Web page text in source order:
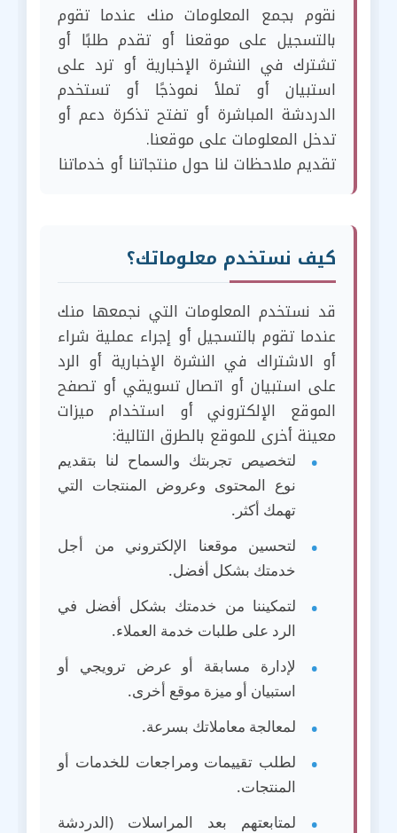
نقوم بجمع المعلومات منك عندما تقوم
بالتسجيل على موقعنا أو تقدم طلبًا أو
تشترك في النشرة الإخبارية أو ترد على
استبيان أو تملأ نموذجًا أو تستخدم
الدردشة المباشرة أو تفتح تذكرة دعم أو
تدخل المعلومات على موقعنا.
تقديم ملاحظات لنا حول منتجاتنا أو خدماتنا
كيف نستخدم معلوماتك؟
قد نستخدم المعلومات التي نجمعها منك
عندما تقوم بالتسجيل أو إجراء عملية شراء
أو الاشتراك في النشرة الإخبارية أو الرد
على استبيان أو اتصال تسويقي أو تصفح
الموقع الإلكتروني أو استخدام ميزات
معينة أخرى للموقع بالطرق التالية:
لتخصيص تجربتك والسماح لنا بتقديم
نوع المحتوى وعروض المنتجات التي
تهمك أكثر.
لتحسين موقعنا الإلكتروني من أجل
خدمتك بشكل أفضل.
لتمكيننا من خدمتك بشكل أفضل في
الرد على طلبات خدمة العملاء.
لإدارة مسابقة أو عرض ترويجي أو
استبيان أو ميزة موقع أخرى.
لمعالجة معاملاتك بسرعة.
لطلب تقييمات ومراجعات للخدمات أو
المنتجات.
لمتابعتهم بعد المراسلات (الدردشة